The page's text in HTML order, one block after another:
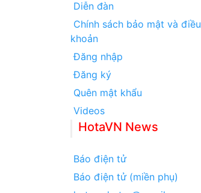
Diễn đàn
Chính sách bảo mật và điều
khoản
Đăng nhập
Đăng ký
Quên mật khẩu
Videos
HotaVN News
Báo điện tử
Báo điện tử (miền phụ)